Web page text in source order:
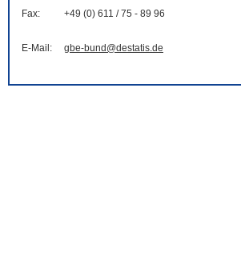
Fax:
+49 (0) 611 / 75 - 89 96
E-Mail: gbe-bund@destatis.de